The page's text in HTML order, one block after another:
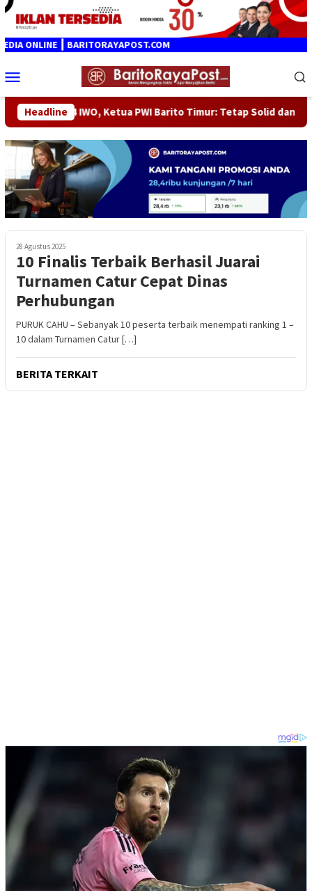
Loncat
konten
ONLINE ┃ BARITORAYAPOST.COM
Mobile
Headline
ke-14 IWO, Ketua PWI Barito Timur: Tetap Solid dan
28 Agustus 2025
10 Finalis Terbaik Berhasil Juarai
Turnamen Catur Cepat Dinas
Perhubungan
PURUK CAHU – Sebanyak 10 peserta terbaik menempati ranking 1 –
10 dalam Turnamen Catur […]
BERITA TERKAIT